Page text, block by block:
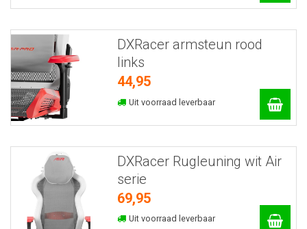
DXRacer armsteun rood
links
44,95
Uit voorraad leverbaar
DXRacer Rugleuning wit Air
serie
69,95
Uit voorraad leverbaar